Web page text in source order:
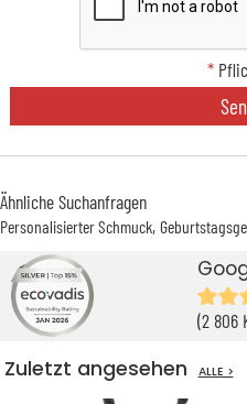
*
Ähnliche Suchanfragen
Personalisierter Schmuck
(2 806
Zuletzt angesehen ALLE >